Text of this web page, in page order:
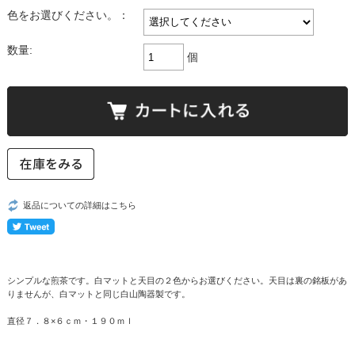
色をお選びください。：
数量:
個
返品についての詳細はこちら
シンプルな煎茶です。白マットと天目の２色からお選びください。天目は裏の銘板があ
りませんが、白マットと同じ白山陶器製です。
直径７．８×６ｃｍ・１９０ｍｌ